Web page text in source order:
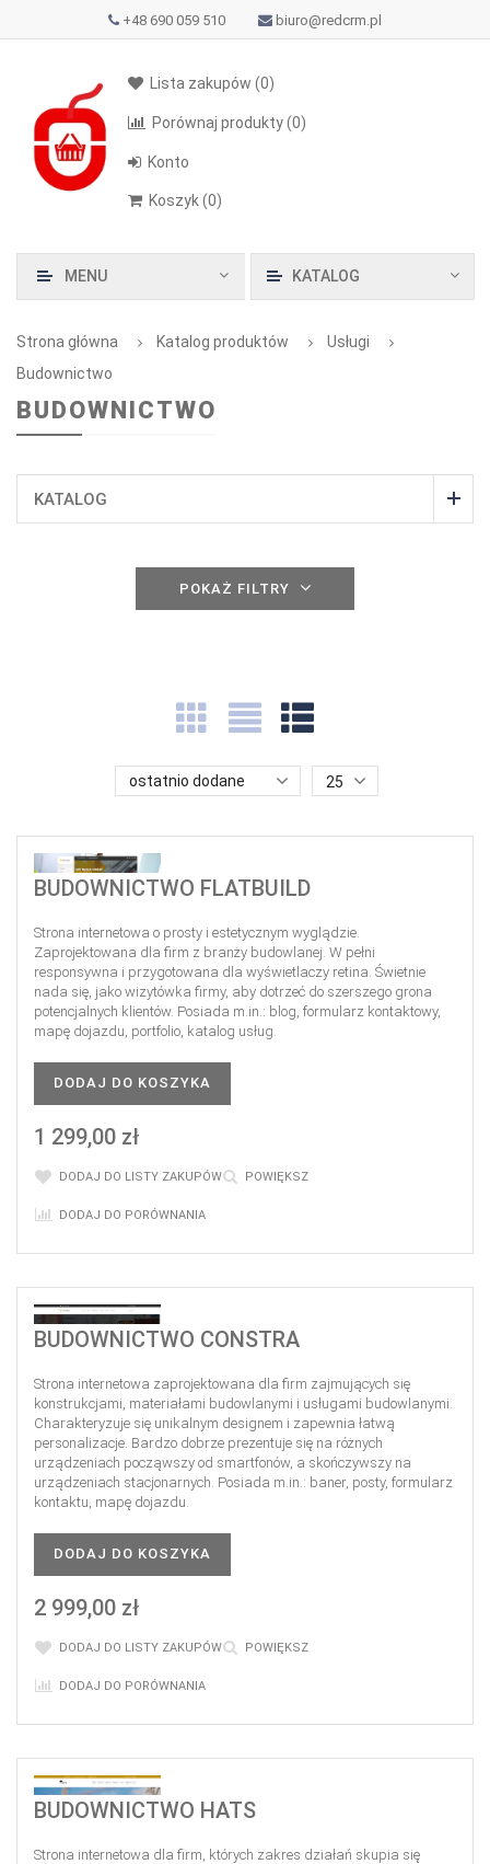
+48 690 059 510 biuro@redcrm.pl
Lista zakupów (0)
Porównaj produkty(0)
Konto
Koszyk(0)
KATALOG
MENU
Strona główna Katalog produktów
Usługi
Budownictwo
BUDOWNICTWO
KATALOG
POKAŻ FILTRY
ostatnio dodane 25
BUDOWNICTWO FLATBUILD
Strona internetowa o prosty i estetycznym wyglądzie.
Zaprojektowana dla firm z branży budowlanej. W pełni
responsywna i przygotowana dla wyświetlaczy retina. Świetnie
nada się, jako wizytówka firmy, aby dotrzeć do szerszego grona
potencjalnych klientów. Posiada m.in.: blog, formularz kontaktowy,
mapę dojazdu, portfolio, katalog usług.
DODAJ DO KOSZYKA
1 299,00 zł
DODAJ DO LISTY ZAKUPÓW POWIĘKSZ
DODAJ DO PORÓWNANIA
BUDOWNICTWO CONSTRA
Strona internetowa zaprojektowana dla firm zajmujących się
konstrukcjami, materiałami budowlanymi i usługami budowlanymi.
Charakteryzuje się unikalnym designem i zapewnia łatwą
personalizacje. Bardzo dobrze prezentuje się na różnych
urządzeniach począwszy od smartfonów, a skończywszy na
urządzeniach stacjonarnych. Posiada m.in.: baner, posty, formularz
kontaktu, mapę dojazdu.
DODAJ DO KOSZYKA
2 999,00 zł
DODAJ DO LISTY ZAKUPÓW POWIĘKSZ
DODAJ DO PORÓWNANIA
BUDOWNICTWO HATS
Strona internetowa dla firm, których zakres działań skupia się